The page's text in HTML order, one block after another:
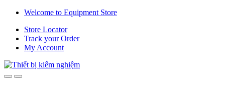
Skip
navigation
Skip
content
Welcome to Equipment Store
Store Locator
Track your Order
My Account